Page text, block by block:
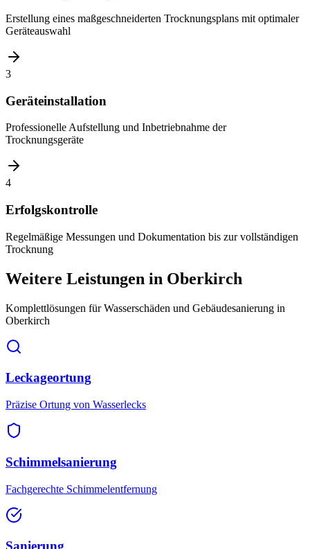
Erstellung eines maßgeschneiderten Trocknungsplans mit optimaler
Geräteauswahl
3
Geräteinstallation
Professionelle Aufstellung und Inbetriebnahme der
Trocknungsgeräte
4
Erfolgskontrolle
Regelmäßige Messungen und Dokumentation bis zur vollständigen
Trocknung
Weitere Leistungen in Oberkirch
Komplettlösungen für Wasserschäden und Gebäudesanierung in
Oberkirch
Leckageortung
Präzise Ortung von Wasserlecks
Schimmelsanierung
Fachgerechte Schimmelentfernung
Sanierung